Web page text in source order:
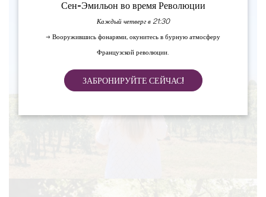
Сен-Эмильон во время Революции
Каждый четверг в 21:30
→ Вооружившись фонарями, окунитесь в бурную атмосферу
Французской революции.
ЗАБРОНИРУЙТЕ СЕЙЧАС!